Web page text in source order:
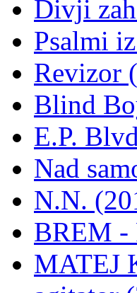
Divji
Psalmi
Revizor
Blind
E.P.
Nad
N.N.
BREM -
MATEJ